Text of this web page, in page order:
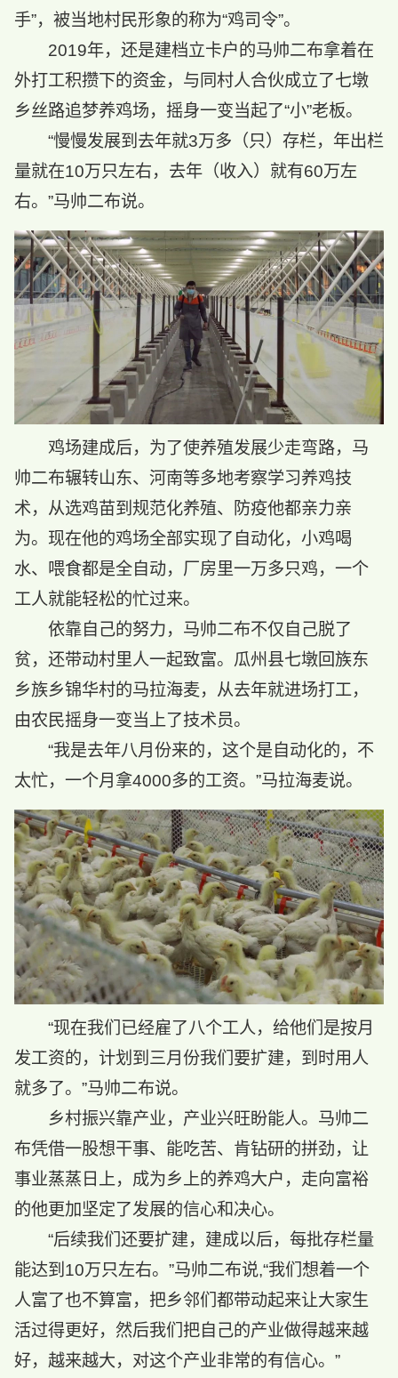
手”，被当地村民形象的称为“鸡司令”。
2019年，还是建档立卡户的马帅二布拿着在
外打工积攒下的资金，与同村人合伙成立了七墩
乡丝路追梦养鸡场，摇身一变当起了“小”老板。
“慢慢发展到去年就3万多（只）存栏，年出栏
量就在10万只左右，去年（收入）就有60万左
右。”马帅二布说。
鸡场建成后，为了使养殖发展少走弯路，马
帅二布辗转山东、河南等多地考察学习养鸡技
术，从选鸡苗到规范化养殖、防疫他都亲力亲
为。现在他的鸡场全部实现了自动化，小鸡喝
水、喂食都是全自动，厂房里一万多只鸡，一个
工人就能轻松的忙过来。
依靠自己的努力，马帅二布不仅自己脱了
贫，还带动村里人一起致富。瓜州县七墩回族东
乡族乡锦华村的马拉海麦，从去年就进场打工，
由农民摇身一变当上了技术员。
“我是去年八月份来的，这个是自动化的，不
太忙，一个月拿4000多的工资。”马拉海麦说。
“现在我们已经雇了八个工人，给他们是按月
发工资的，计划到三月份我们要扩建，到时用人
就多了。”马帅二布说。
乡村振兴靠产业，产业兴旺盼能人。马帅二
布凭借一股想干事、能吃苦、肯钻研的拼劲，让
事业蒸蒸日上，成为乡上的养鸡大户，走向富裕
的他更加坚定了发展的信心和决心。
“后续我们还要扩建，建成以后，每批存栏量
能达到10万只左右。”马帅二布说,“我们想着一个
人富了也不算富，把乡邻们都带动起来让大家生
活过得更好，然后我们把自己的产业做得越来越
好，越来越大，对这个产业非常的有信心。”